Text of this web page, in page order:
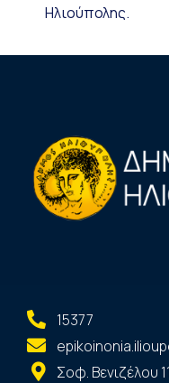
Ηλιούπολης.
15377
Σοφ. Βενιζέλου